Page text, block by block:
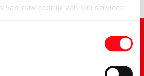
van jouw gebruik van hun services.